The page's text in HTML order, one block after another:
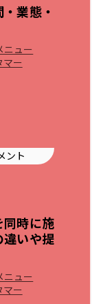
業態・
ニュー
マー
同時に施
違いや提
ニュー
マー